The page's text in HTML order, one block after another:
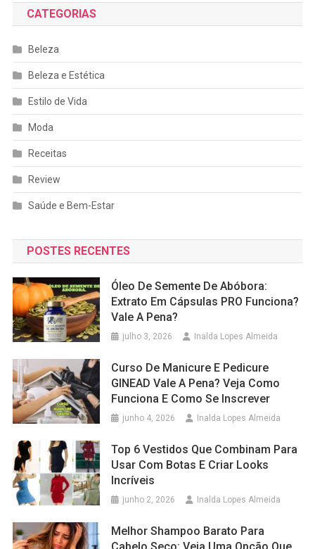
CATEGORIAS
Beleza
Beleza e Estética
Estilo de Vida
Moda
Receitas
Review
Saúde e Bem-Estar
POSTES RECENTES
Óleo De Semente De Abóbora:
Extrato Em Cápsulas PRO Funciona?
Vale A Pena?
julho 3, 2026 Inalda Lopes Almeida
Curso De Manicure E Pedicure
GINEAD Vale A Pena? Veja Como
Funciona E Como Se Inscrever
junho 4, 2026 Inalda Lopes Almeida
Top 6 Vestidos Que Combinam Para
Usar Com Botas E Criar Looks
Incríveis
junho 2, 2026 Inalda Lopes Almeida
Melhor Shampoo Barato Para
Cabelo Seco: Veja Uma Opção Que